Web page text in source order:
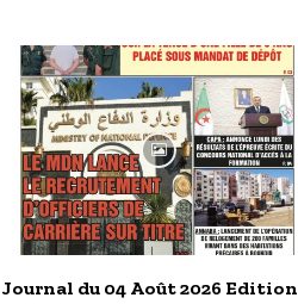
Journal du 04 Août 2026 Edition